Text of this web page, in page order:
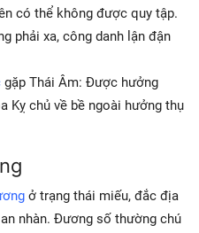
có thể không được quy tập.
phải xa, công danh lận đận
gặp Thái Âm: Được hưởng
Kỵ chủ về bề ngoài hưởng thụ
ở trạng thái miếu, đắc địa
nhàn. Đương số thường chú